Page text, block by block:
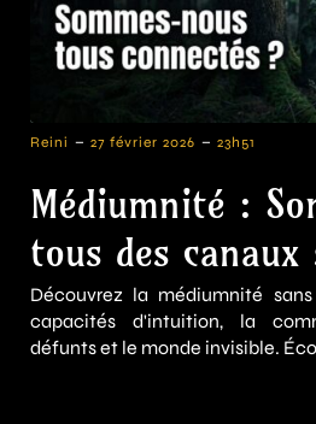
Reini - 27 février 2026 - 23h51
Médiumnité :
tous des
Découvrez la médiumnité
capacités d'intuition, la
défunts et le monde invisible.